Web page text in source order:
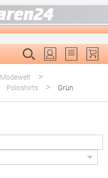
Du hast 0
Modewelt >
Poloshirts > Grün